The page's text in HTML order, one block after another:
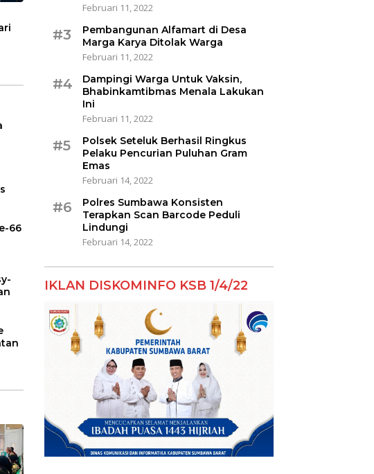
66
Februari 11, 2022
#3
Pembangunan Alfamart di Desa
Marga Karya Ditolak Warga
Februari 11, 2022
#4
Dampingi Warga Untuk Vaksin,
Bhabinkamtibmas Menala Lakukan
Ini
Februari 11, 2022
#5
Polsek Seteluk Berhasil Ringkus
Pelaku Pencurian Puluhan Gram
Emas
Februari 14, 2022
#6
Polres Sumbawa Konsisten
Terapkan Scan Barcode Peduli
Lindungi
Februari 14, 2022
IKLAN DISKOMINFO KSB 1/4/22